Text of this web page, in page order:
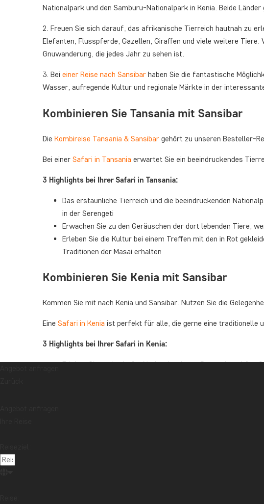
Nationalpark und den Samburu-Nationalpark in Kenia. Beide
2. Freuen Sie sich darauf, das afrikanische Tierreich hautnah zu
Elefanten, Flusspferde, Gazellen, Giraffen und viele weitere Tiere.
Gnuwanderung, die jedes Jahr zu sehen ist.
3. Bei einer Reise nach Sansibar haben Sie die fantastische
Wasser, aufregende Kultur und regionale Märkte in der
Kombinieren Sie Tansania mit Sansibar
Die Kombireise Tansania & Sansibar gehört zu unseren Besteller-
Bei einer Safari in Tansania erwartet Sie ein beeindruckendes
3 Highlights bei Ihrer Safari in Tansania:
Das erstaunliche Tierreich und die beeindruckenden
in der Serengeti
Erwachen Sie zu den Geräuschen der dort lebenden Tiere,
Erleben Sie die Kultur bei einem Treffen mit den in Rot
Traditionen der Masai erhalten
Kombinieren Sie Kenia mit Sansibar
Kommen Sie mit nach Kenia und Sansibar. Nutzen Sie die
Eine Safari in Kenia ist perfekt für alle, die gerne eine traditionelle
3 Highlights bei Ihrer Safari in Kenia:
Erleben Sie zauberhafte Nationalparks, z. B. wunderschöne